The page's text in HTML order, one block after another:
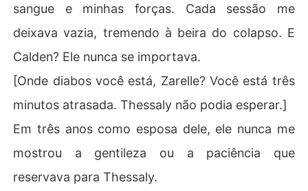
sangue e minhas forças. Cada sessão me
deixava vazia, tremendo à beira do colapso. E
Calden? Ele nunca se importava.
[Onde diabos você está, Zarelle? Você está três
minutos atrasada. Thessaly não podia esperar.]
Em três anos como esposa dele, ele nunca me
mostrou a gentileza ou a paciência que
reservava para Thessaly.